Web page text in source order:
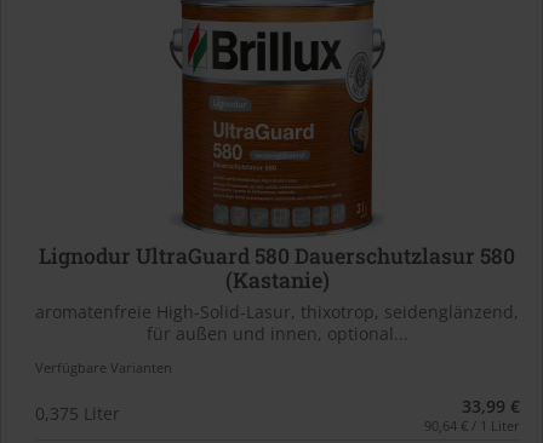
Lignodur UltraGuard 580 Dauerschutzlasur 580
(Kastanie)
aromatenfreie High-Solid-Lasur, thixotrop, seidenglänzend,
für außen und innen, optional...
Verfügbare Varianten
0,375 Liter 33,99 €
90,64 € / 1 Liter